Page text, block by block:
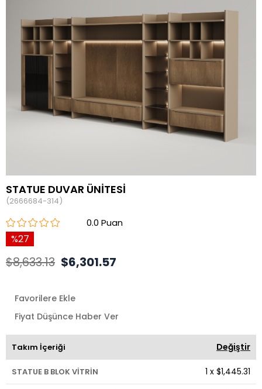
STATUE DUVAR ÜNİTESİ
(2666684-314)
0.0
27
$8,633.13 $6,301.57
Favorilere Ekle
Fiyat Düşünce Haber Ver
Takım İçeriği Değiştir
STATUE B BLOK VİTRİN 1 x $1,445.31